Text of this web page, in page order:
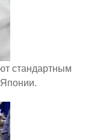
стандартным